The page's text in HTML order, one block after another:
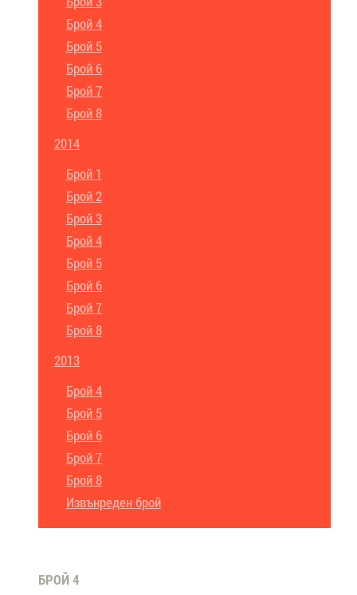
Брой 4
Брой 5
Брой 6
Брой 7
Брой 8
2014
Брой 1
Брой 2
Брой 3
Брой 4
Брой 5
Брой 6
Брой 7
Брой 8
2013
Брой 4
Брой 5
Брой 6
Брой 7
Брой 8
Извънреден брой
БРОЙ 4